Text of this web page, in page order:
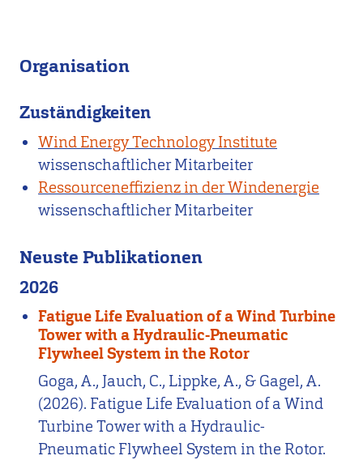
Organisation
Zuständigkeiten
Wind Energy Technology Institute
wissenschaftlicher Mitarbeiter
Ressourceneffizienz in der Windenergie
wissenschaftlicher Mitarbeiter
Neuste Publikationen
2026
Fatigue Life Evaluation of a Wind Turbine
Tower with a Hydraulic-Pneumatic
Flywheel System in the Rotor
Goga, A., Jauch, C., Lippke, A., & Gagel, A.
(2026). Fatigue Life Evaluation of a Wind
Turbine Tower with a Hydraulic-
Pneumatic Flywheel System in the Rotor.